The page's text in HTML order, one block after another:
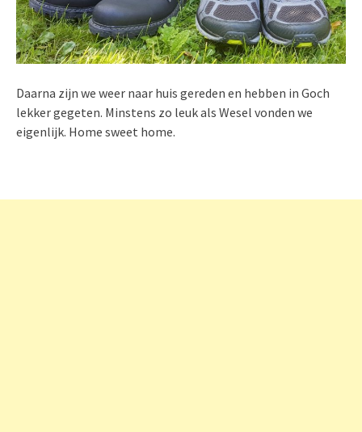
Daarna zijn we weer naar huis gereden en hebben in Goch
lekker gegeten. Minstens zo leuk als Wesel vonden we
eigenlijk. Home sweet home.